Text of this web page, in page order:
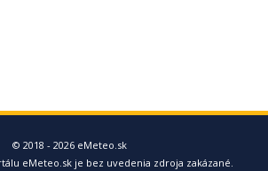
© 2018 - 2026 eMeteo.sk
eMeteo.sk je bez uvedenia zdroja zakázané.